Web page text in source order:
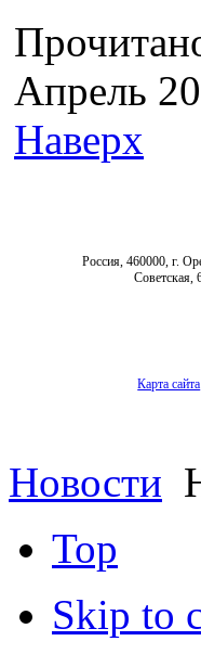
Апрель
Наверх
Россия, 460000, г.
Советская,
Карта сайта
Новости
Top
Skip to